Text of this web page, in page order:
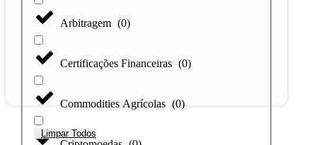
Arbitragem (0)
Certificações Financeiras (0)
Commodities Agrícolas (0)
Limpar Todos